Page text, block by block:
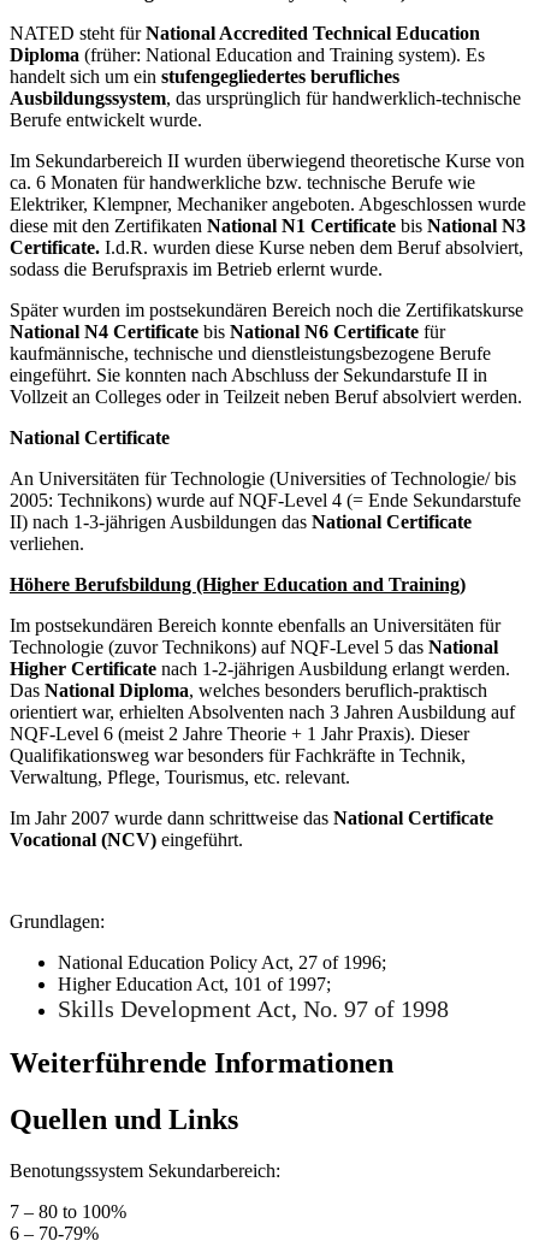
NATED steht fürNational Accredited Technical Education
Diploma (früher: National Education and Training system). Es
handelt sich um ein stufengegliedertes berufliches
Ausbildungssystem, das ursprünglich für handwerklich-technische
Berufe entwickelt wurde.
Im Sekundarbereich II wurden überwiegend theoretische Kurse von
ca. 6 Monaten für handwerkliche bzw. technische Berufe wie
Elektriker, Klempner, Mechaniker angeboten. Abgeschlossen wurde
diese mit den Zertifikaten National N1 Certificate bis National N3
Certificate. I.d.R. wurden diese Kurse neben dem Beruf absolviert,
sodass die Berufspraxis im Betrieb erlernt wurde.
Später wurden im postsekundären Bereich noch die Zertifikatskurse
National N4 Certificate bis National N6 Certificate für
kaufmännische, technische und dienstleistungsbezogene Berufe
eingeführt. Sie konnten nach Abschluss der Sekundarstufe II in
Vollzeit an Colleges oder in Teilzeit neben Beruf absolviert werden.
National Certificate
An Universitäten für Technologie (Universities of Technologie/ bis
2005: Technikons) wurde auf NQF-Level 4 (= Ende Sekundarstufe
II) nach 1-3-jährigen Ausbildungen das National Certificate
verliehen.
Höhere Berufsbildung (Higher Education and Training)
Im postsekundären Bereich konnte ebenfalls an Universitäten für
Technologie (zuvor Technikons) auf NQF-Level 5 das National
Higher Certificate nach 1-2-jährigen Ausbildung erlangt werden.
Das National Diploma, welches besonders beruflich-praktisch
orientiert war, erhielten Absolventen nach 3 Jahren Ausbildung auf
NQF-Level 6 (meist 2 Jahre Theorie + 1 Jahr Praxis). Dieser
Qualifikationsweg war besonders für Fachkräfte in Technik,
Verwaltung, Pflege, Tourismus, etc. relevant.
Im Jahr 2007 wurde dann schrittweise das National Certificate
Vocational (NCV) eingeführt.
Grundlagen:
National Education Policy Act, 27 of 1996;
Higher Education Act, 101 of 1997;
Skills Development Act, No. 97 of 1998
Weiterführende Informationen
Quellen und Links
Benotungssystem Sekundarbereich:
7 – 80 to 100%
6 – 70-79%